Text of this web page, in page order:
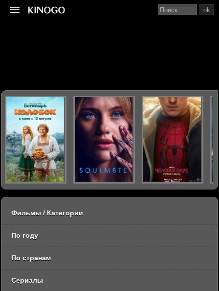
ok
Фильмы / Категории
По году
По странам
Сериалы